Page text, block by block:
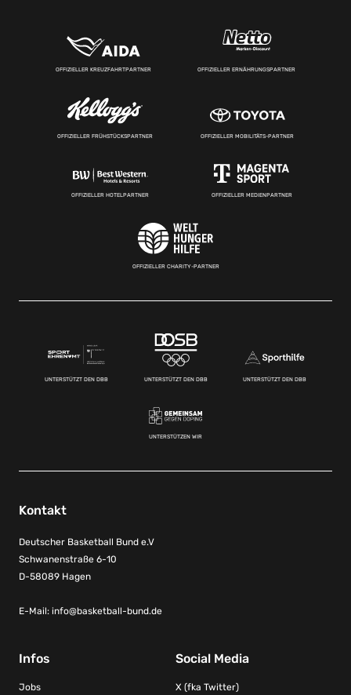
OFFIZIELLER KREUZFAHRTPARTNER OFFIZIELLER ERNÄHRUNGSPARTNER
OFFIZIELLER FRÜHSTÜCKSPARTNER OFFIZIELLER MOBILITÄTS-PARTNER
OFFIZIELLER HOTELPARTNER OFFIZIELLER MEDIENPARTNER
OFFIZIELLER CHARITY-PARTNER
UNTERSTÜTZT DEN DBB UNTERSTÜTZT DEN DBB UNTERSTÜTZT DEN DBB
UNTERSTÜTZEN WIR
Kontakt
Deutscher Basketball Bund e.V
Schwanenstraße 6-10
D-58089 Hagen
E-Mail: info@basketball-bund.de
Infos
Jobs
Social Media
X (fka Twitter)